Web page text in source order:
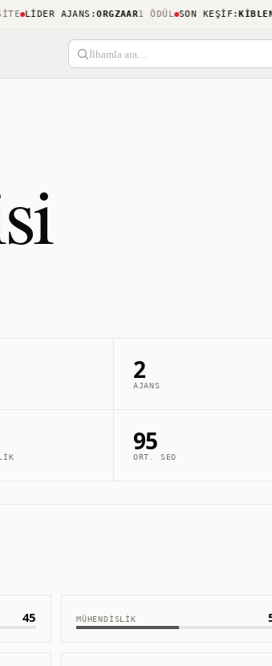
LIDER AJANS:ORGZAAR1 ÖDÜL SON KEŞIF:
İlhamla ara…
2
AJANS
95
ORT. SEO
45 MÜHENDISLIK